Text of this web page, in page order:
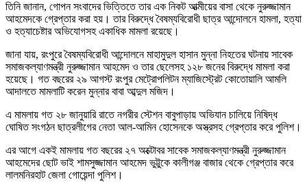
তিনি জানান, গোপন সংবাদের ভিত্তিতে তার এক নিকট আত্মীয়ের বাসা থেকে নুরুজ্জামান
আহমেদকে গ্রেপ্তার করা হয়। তার বিরুদ্ধে বৈষম্যবিরোধী ছাত্র আন্দোলনে হামলা, হত্যা
ও হত্যাচেষ্টার অভিযোগসহ একাধিক মামলা রয়েছে।
জানা যায়, রংপুরে বৈষম্যবিরোধী আন্দোলনে মাহামুদুল হাসান মুন্না নিহতের ঘটনায় সাবেক
সমাজকল্যাণমন্ত্রী নুরুজ্জামান আহমেদ ও তার ছেলেসহ ১২৮ জনের বিরুদ্ধে মামলা করা
হয়েছে। গত বছরের ২৯ আগস্ট রংপুর মেট্রোপলিটন ম্যাজিস্ট্রেট কোতোয়ালি আমলি
আদালতে মামলাটি করেন মুন্নার বাবা আব্দুল মজিদ।
এ মামলায় গত ২৮ জানুয়ারি রাতে নগরীর স্টেশন বাবুপাড়ায় অভিযান চালিয়ে নিষিদ্ধ
ঘোষিত সংগঠন ছাত্রলীগের নেতা আল-আমিন হোসেনকে অস্ত্রসহ গ্রেপ্তার করে পুলিশ।
এর আগে একই মামলায় গত বছরের ২৭ অক্টোবর সাবেক সমাজকল্যাণমন্ত্রী নুরুজ্জামান
আহমেদের ছোট ভাই শামসুজ্জামান আহমেদ ভুট্টুকে কালীগঞ্জ বাজার থেকে গ্রেপ্তার করে
লালমনিরহাট জেলা গোয়েন্দা পুলিশ।